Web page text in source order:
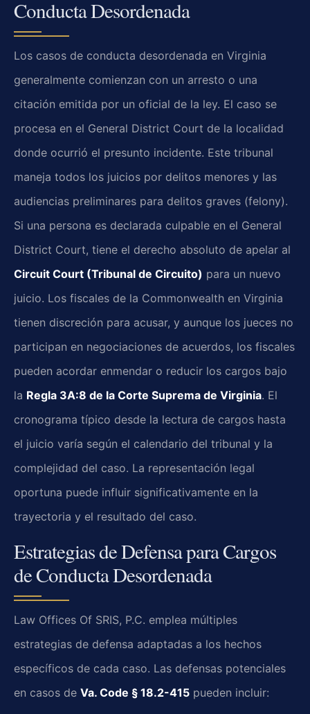
Conducta Desordenada
Los casos de conducta desordenada en Virginia
generalmente comienzan con un arresto o una
citación emitida por un oficial de la ley. El caso se
procesa en el General District Court de la localidad
donde ocurrió el presunto incidente. Este tribunal
maneja todos los juicios por delitos menores y las
audiencias preliminares para delitos graves (felony).
Si una persona es declarada culpable en el General
District Court, tiene el derecho absoluto de apelar al
Circuit Court (Tribunal de Circuito) para un nuevo
juicio. Los fiscales de la Commonwealth en Virginia
tienen discreción para acusar, y aunque los jueces no
participan en negociaciones de acuerdos, los fiscales
pueden acordar enmendar o reducir los cargos bajo
la Regla 3A:8 de la Corte Suprema de Virginia. El
cronograma típico desde la lectura de cargos hasta
el juicio varía según el calendario del tribunal y la
complejidad del caso. La representación legal
oportuna puede influir significativamente en la
trayectoria y el resultado del caso.
Estrategias de Defensa para Cargos
de Conducta Desordenada
Law Offices Of SRIS, P.C. emplea múltiples
estrategias de defensa adaptadas a los hechos
específicos de cada caso. Las defensas potenciales
en casos de Va. Code § 18.2-415 pueden incluir: